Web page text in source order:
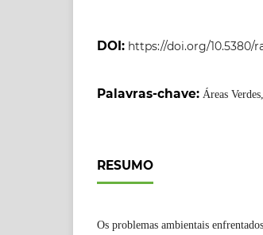
DOI: https://doi.org/10.5380/
Palavras-chave: Áreas
RESUMO
Os problemas ambientais